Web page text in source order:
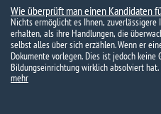
Wie überprüft man einen Kandidaten
Nichts ermöglicht es Ihnen,
erhalten, als ihre Handlungen, die
selbst alles über sich erzählen. Wenn er
Dokumente vorlegen. Dies ist jedoch
Bildungseinrichtung wirklich absolviert hat.
mehr